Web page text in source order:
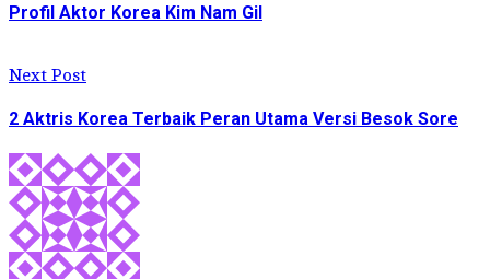
Profil Aktor Korea Kim Nam Gil
Next Post
2 Aktris Korea Terbaik Peran Utama Versi Besok Sore